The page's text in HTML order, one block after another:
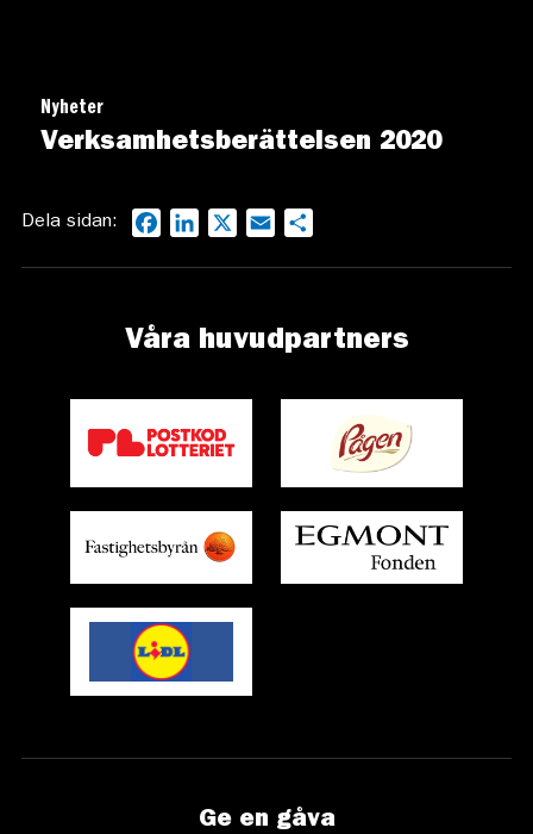
Nyheter
Verksamhetsberättelsen 2020
Dela sidan: FacebookLinkedIn Email
Våra huvudpartners
Ge en gåva